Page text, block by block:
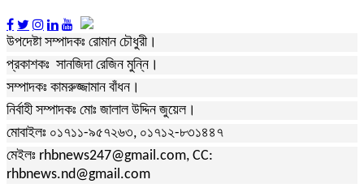
উপদেষ্টা সম্পাদকঃ রোমান চৌধুরী।
প্রকাশকঃ সানজিদা রেজিন মুন্নি।
সম্পাদকঃ কামরুজ্জামান বাঁধন।
নির্বাহী সম্পাদকঃ মোঃ জালাল উদ্দিন জুয়েল।
মোবাইলঃ ০১৭১১-৯৫৭২৬৩, ০১৭১২-৮৩১৪৪৭
মেইলঃ rhbnews247@gmail.com, CC:
rhbnews.nd@gmail.com